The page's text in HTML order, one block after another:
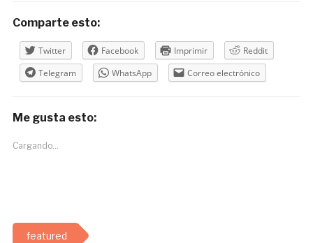
Comparte esto:
Twitter Facebook Imprimir
Reddit
Telegram
WhatsApp Correo electrónico
Me gusta esto:
Cargando...
featured